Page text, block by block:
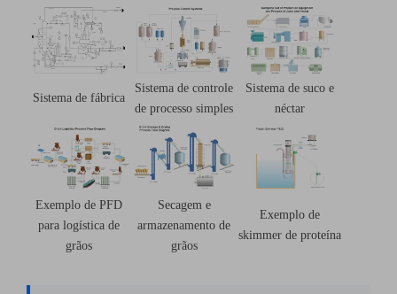
Clique para usar e editar este modelo online grátis.
Se você ainda não o tem, pode baixá-lo
grátis
abaixo.
Sistema de fábrica
Sistema de controle
de processo simples
Sistema de suco e
néctar
Exemplo de PFD
para logística de
grãos
Secagem e
armazenamento de
grãos
Exemplo de
skimmer de proteína